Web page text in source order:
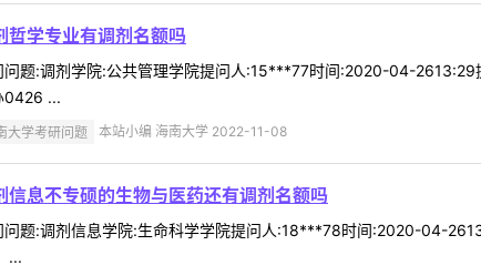
哲学专业有调剂名额吗
问题:调剂学院:公共管理学院提问人:15***77时间:2020-04-2613:29
0426 ...
大学考研问题 本站小编 海南大学 2022-11-08
信息不专硕的生物与医药还有调剂名额吗
问题:调剂信息学院:生命科学学院提问人:18***78时间:2020-04-
...